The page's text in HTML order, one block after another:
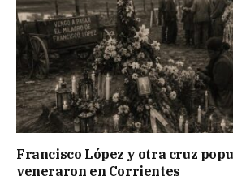
Francisco López y otra cruz
veneraron en Corrientes